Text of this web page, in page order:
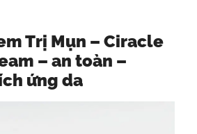
Trị Mụn – Ciracle
– an toàn –
ứng da